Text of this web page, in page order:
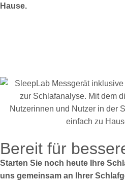
Hause.
Bereit für
Starten Sie noch heute Ihre
uns gemeinsam an Ihrer